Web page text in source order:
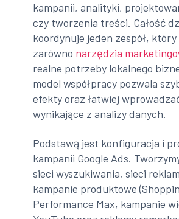
kampanii, analityki,
czy tworzenia treści. Całość
koordynuje jeden zespół,
zarówno narzędzia
realne potrzeby lokalnego
model współpracy pozwala
efekty oraz łatwiej
wynikające z analizy danych.
Podstawą jest konfiguracja i
kampanii Google Ads.
sieci wyszukiwania, sieci
kampanie produktowe
Performance Max, kampanie